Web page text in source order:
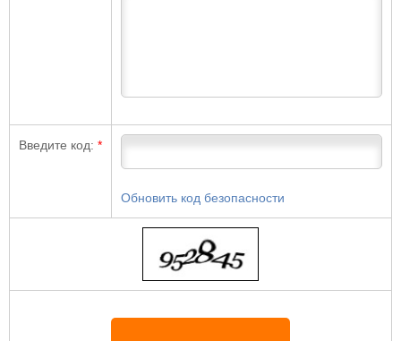
Введите код: *
Обновить код безопасности